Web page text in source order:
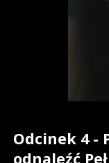
Odcinek 4 -
odnaleźć